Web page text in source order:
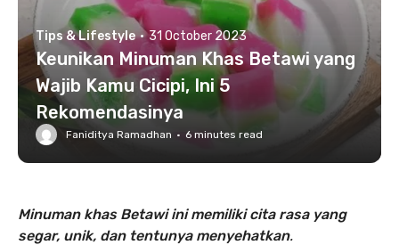
Tips & Lifestyle · 31 October 2023
Keunikan Minuman Khas Betawi yang
Wajib Kamu Cicipi, Ini 5
Rekomendasinya
Faniditya Ramadhan · 6 minutes read
Minuman khas Betawi ini memiliki cita rasa yang
segar, unik, dan tentunya menyehatkan.